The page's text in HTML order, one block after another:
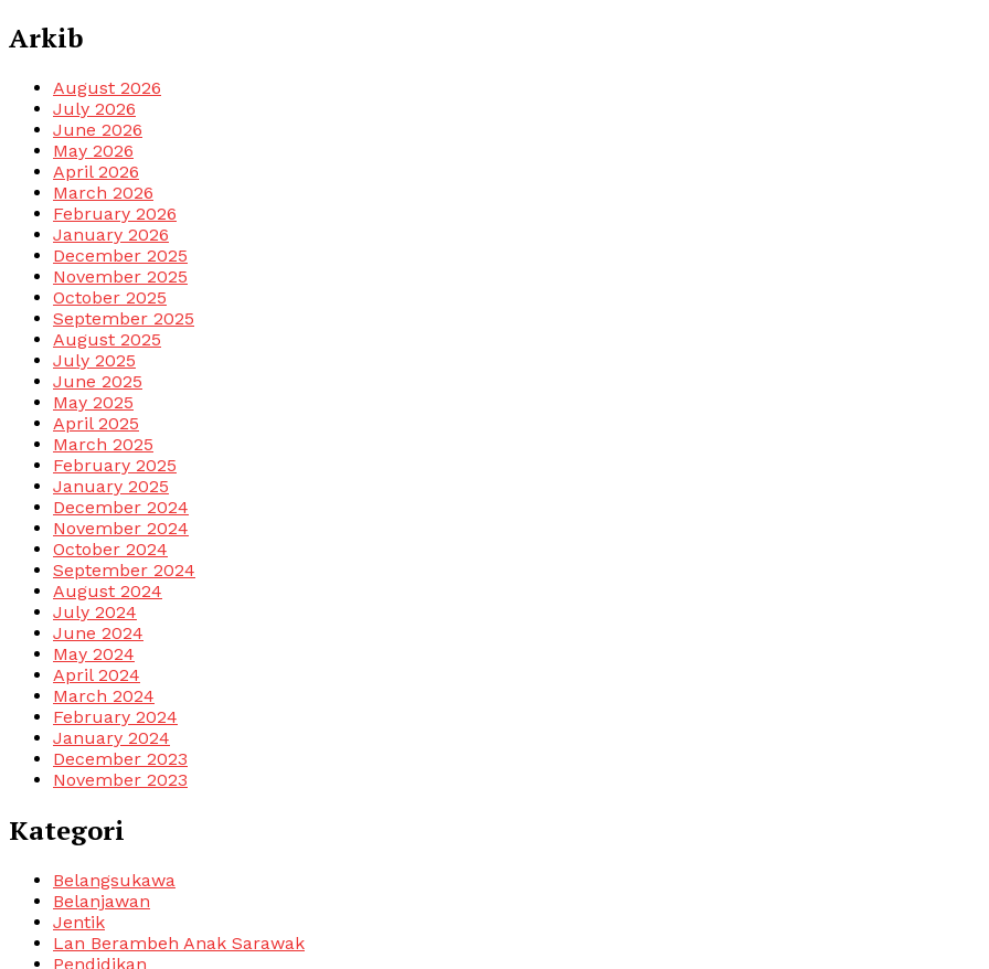
Arkib
August 2026
July 2026
June 2026
May 2026
April 2026
March 2026
February 2026
January 2026
December 2025
November 2025
October 2025
September 2025
August 2025
July 2025
June 2025
May 2025
April 2025
March 2025
February 2025
January 2025
December 2024
November 2024
October 2024
September 2024
August 2024
July 2024
June 2024
May 2024
April 2024
March 2024
February 2024
January 2024
December 2023
November 2023
Kategori
Belangsukawa
Belanjawan
Jentik
Lan Berambeh Anak Sarawak
Pendidikan